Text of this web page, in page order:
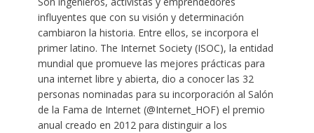
influyentes que con su visión y determinación
cambiaron la historia. Entre ellos, se incorpora el
primer latino. The Internet Society (ISOC), la entidad
mundial que promueve las mejores prácticas para
una internet libre y abierta, dio a conocer las 32
personas nominadas para su incorporación al Salón
de la Fama de Internet (@Internet_HOF) el premio
anual creado en 2012 para distinguir a los